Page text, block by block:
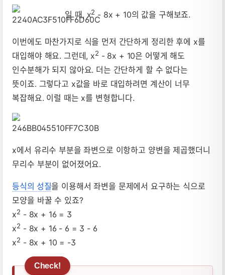
일 때, x2- 8x + 10의 값을 구해보죠.
이번에도 마찬가지로 식을 먼저 간단하게 정리한 후에 x를
대입해야 해요. 그런데, x2 - 8x + 10은 어떻게 해도
인수분해가 되지 않아요. 더는 간단하게 할 수 없다는
뜻이죠. 그렇다고 x값을 바로 대입하려면 계산이 너무
복잡해요. 이럴 때는 x를 변형합니다.
x에서 유리수 부분을 좌변으로 이항하고 양변을 제곱했더니
무리수 부분이 없어졌어요.
등식의 성질을 이용해서 좌변을 문제에서 요구하는 식으로
모양을 바꿀 수 있죠?
x2 - 8x + 16 = 3
x2 - 8x + 16 - 6 = 3 - 6
x2 - 8x + 10 = -3